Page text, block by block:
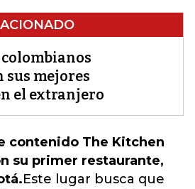
colombianos
sus mejores
el extranjero
contenido The Kitchen
su primer restaurante,
Este lugar busca que